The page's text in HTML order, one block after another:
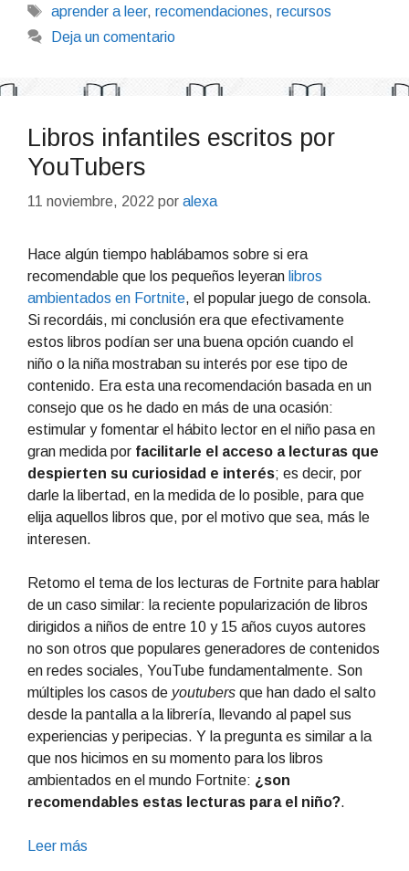
Etiquetas
aprender a leer, recomendaciones, recursos
Deja un comentario
Libros infantiles escritos por
YouTubers
11 noviembre, 2022 por alexa
Hace algún tiempo hablábamos sobre si era
recomendable que los pequeños leyeran libros
ambientados en Fortnite, el popular juego de consola.
Si recordáis, mi conclusión era que efectivamente
estos libros podían ser una buena opción cuando el
niño o la niña mostraban su interés por ese tipo de
contenido. Era esta una recomendación basada en un
consejo que os he dado en más de una ocasión:
estimular y fomentar el hábito lector en el niño pasa en
gran medida por facilitarle el acceso a lecturas que
despierten su curiosidad e interés; es decir, por
darle la libertad, en la medida de lo posible, para que
elija aquellos libros que, por el motivo que sea, más le
interesen.
Retomo el tema de los lecturas de Fortnite para hablar
de un caso similar: la reciente popularización de libros
dirigidos a niños de entre 10 y 15 años cuyos autores
no son otros que populares generadores de contenidos
en redes sociales, YouTube fundamentalmente. Son
múltiples los casos de youtubers que han dado el salto
desde la pantalla a la librería, llevando al papel sus
experiencias y peripecias. Y la pregunta es similar a la
que nos hicimos en su momento para los libros
ambientados en el mundo Fortnite: ¿son
recomendables estas lecturas para el niño?.
Leer más